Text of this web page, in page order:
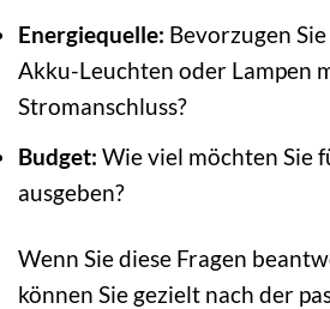
Energiequelle: Bevorzugen
Akku-Leuchten oder Lampen
Stromanschluss?
Budget: Wie viel möchten Sie
ausgeben?
Wenn Sie diese Fragen
können Sie gezielt nach der